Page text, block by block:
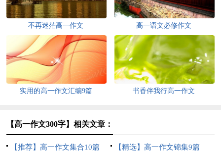
不再迷茫高一作文 高一语文必修作文
实用的高一作文汇编9篇 书香伴我行高一作文
【高一作文300字】相关文章：
【推荐】高一作文集合10篇
【精选】高一作文锦集9篇